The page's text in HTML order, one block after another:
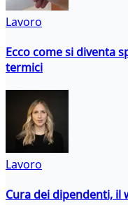
Lavoro
Ecco come si diventa
termici
Lavoro
Cura dei dipendenti, il